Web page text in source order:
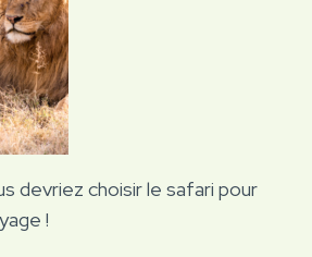
devriez choisir le safari pour
!